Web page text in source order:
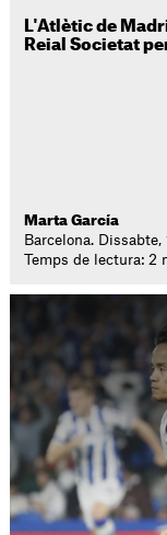
L'Atlètic de
Reial Societat
Marta García
Barcelona.
Temps de lectura: 2